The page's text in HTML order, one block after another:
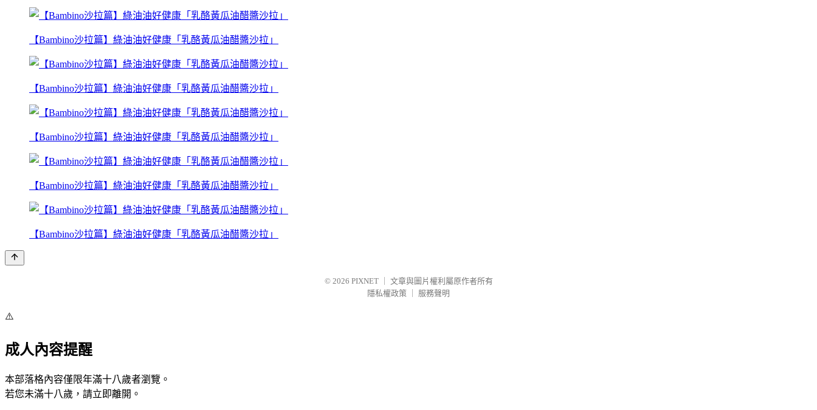
【Bambino沙拉篇】綠油油好健康「乳酪黃瓜油醋醬沙拉」
【Bambino沙拉篇】綠油油好健康「乳酪黃瓜油醋醬沙拉」
【Bambino沙拉篇】綠油油好健康「乳酪黃瓜油醋醬沙拉」
【Bambino沙拉篇】綠油油好健康「乳酪黃瓜油醋醬沙拉」
【Bambino沙拉篇】綠油油好健康「乳酪黃瓜油醋醬沙拉」
© 2026 PIXNET
文章與圖片權利屬原作者所有
隱私權政策
服務聲明
⚠️
成人內容提醒
本部落格內容僅限年滿十八歲者瀏覽。
若您未滿十八歲，請立即離開。